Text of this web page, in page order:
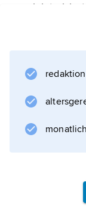
beschäftigt.
,
,
Mikrooptik
oder